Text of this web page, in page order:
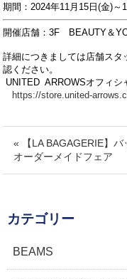
期間：2024年11月15日(金)～
開催店舗：3F BEAUTY＆
詳細につきましては店舗ス
認ください。
UNITED ARROWSオフィシ
https://store.united-
« 【LA BAGAGERIE】バ
オーダーメイドフェア
カテゴリー
BEAMS